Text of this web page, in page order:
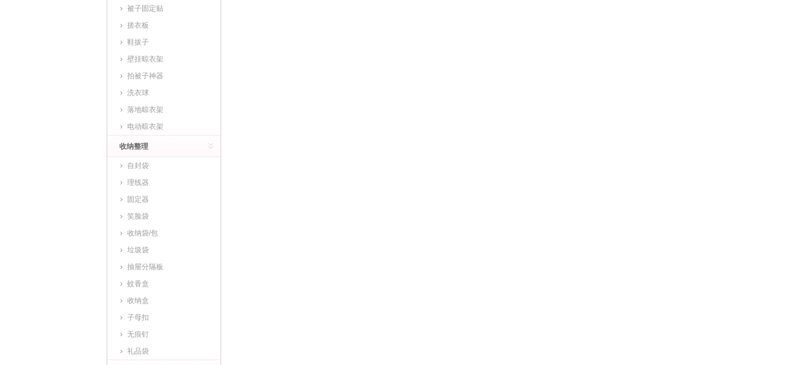
被子固定贴
搓衣板
鞋拔子
壁挂晾衣架
拍被子神器
洗衣球
落地晾衣架
电动晾衣架
收纳整理
自封袋
理线器
固定器
笑脸袋
收纳袋/包
垃圾袋
抽屉分隔板
蚊香盒
收纳盒
子母扣
无痕钉
礼品袋